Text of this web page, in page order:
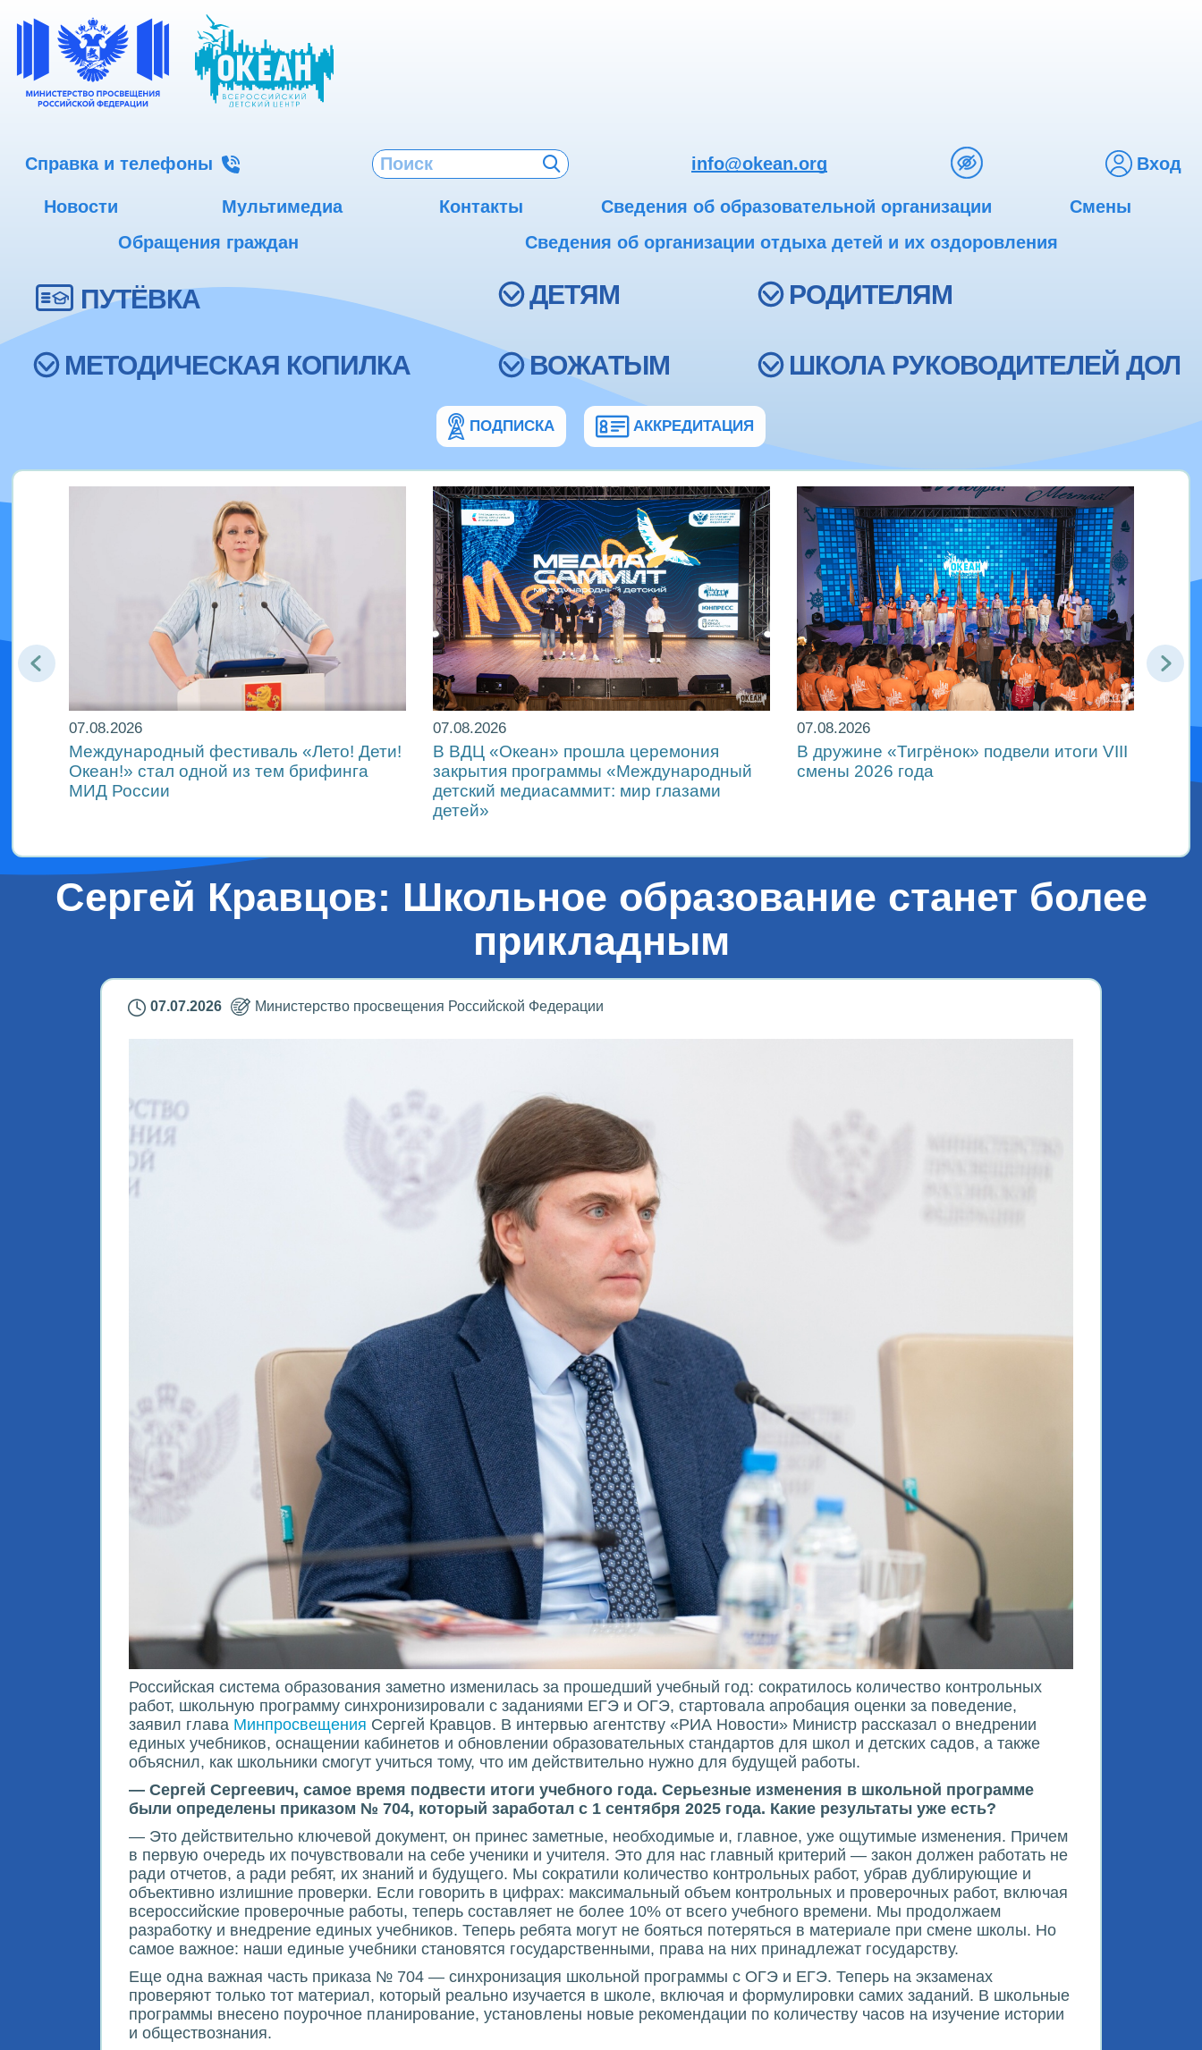
Справка и телефоны info@okean.org Вход
Новости Мультимедиа Контакты Сведения об образовательной организации
Смены
Обращения граждан
Сведения об организации отдыха детей и их оздоровления
ПУТЁВКА ДЕТЯМ РОДИТЕЛЯМ
МЕТОДИЧЕСКАЯ КОПИЛКА ВОЖАТЫМ ШКОЛА РУКОВОДИТЕЛЕЙ ДОЛ
ПОДПИСКА АККРЕДИТАЦИЯ
07.08.2026
Международный фестиваль «Лето! Дети!
Океан!» стал одной из тем брифинга
МИД России
07.08.2026
В ВДЦ «Океан» прошла церемония
закрытия программы «Международный
детский медиасаммит: мир глазами
детей»
07.08.2026
В дружине «Тигрёнок» подвели итоги VIII
смены 2026 года
Сергей Кравцов: Школьное образование станет более
прикладным
07.07.2026 Министерство просвещения Российской Федерации
Российская система образования заметно изменилась за прошедший учебный год: сократилось количество контрольных
работ, школьную программу синхронизировали с заданиями ЕГЭ и ОГЭ, стартовала апробация оценки за поведение,
заявил глава Минпросвещения Сергей Кравцов. В интервью агентству «РИА Новости» Министр рассказал о внедрении
единых учебников, оснащении кабинетов и обновлении образовательных стандартов для школ и детских садов, а также
объяснил, как школьники смогут учиться тому, что им действительно нужно для будущей работы.
— Сергей Сергеевич, самое время подвести итоги учебного года. Серьезные изменения в школьной программе
были определены приказом № 704, который заработал с 1 сентября 2025 года. Какие результаты уже есть?
— Это действительно ключевой документ, он принес заметные, необходимые и, главное, уже ощутимые изменения. Причем
в первую очередь их почувствовали на себе ученики и учителя. Это для нас главный критерий — закон должен работать не
ради отчетов, а ради ребят, их знаний и будущего. Мы сократили количество контрольных работ, убрав дублирующие и
объективно излишние проверки. Если говорить в цифрах: максимальный объем контрольных и проверочных работ, включая
всероссийские проверочные работы, теперь составляет не более 10% от всего учебного времени. Мы продолжаем
разработку и внедрение единых учебников. Теперь ребята могут не бояться потеряться в материале при смене школы. Но
самое важное: наши единые учебники становятся государственными, права на них принадлежат государству.
Еще одна важная часть приказа № 704 — синхронизация школьной программы с ОГЭ и ЕГЭ. Теперь на экзаменах
проверяют только тот материал, который реально изучается в школе, включая и формулировки самих заданий. В школьные
программы внесено поурочное планирование, установлены новые рекомендации по количеству часов на изучение истории
и обществознания.